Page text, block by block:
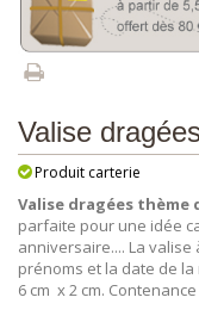
Valise
Produit carterie
Valise dragées thème
parfaite pour une idée
anniversaire.... La
prénoms et la date de la
6 cm x 2 cm.